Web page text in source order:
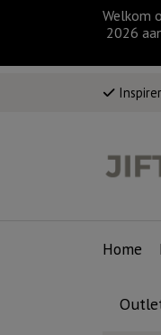
Welkom
2026
Home